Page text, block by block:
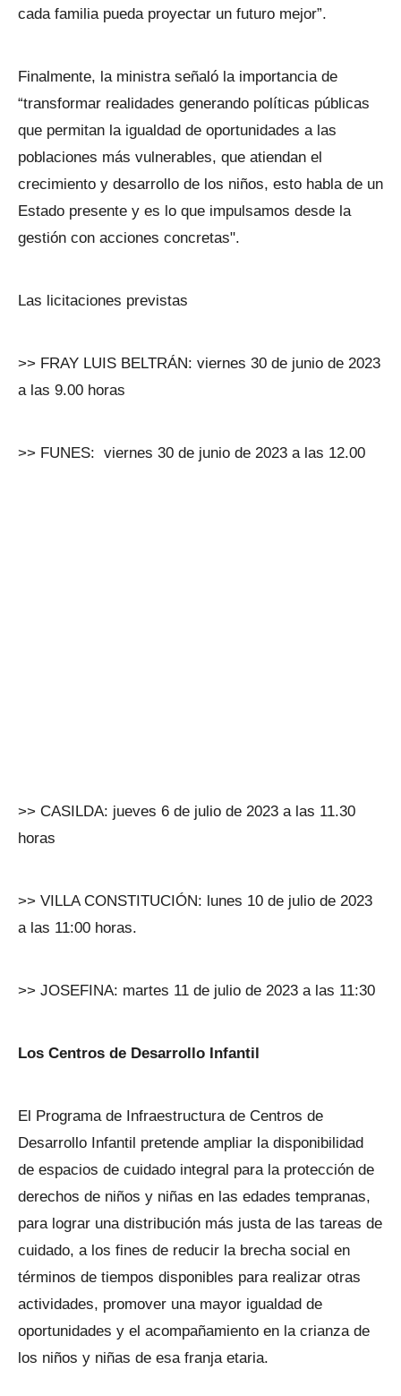
cada familia pueda proyectar un futuro mejor”.
Finalmente, la ministra señaló la importancia de
“transformar realidades generando políticas públicas
que permitan la igualdad de oportunidades a las
poblaciones más vulnerables, que atiendan el
crecimiento y desarrollo de los niños, esto habla de un
Estado presente y es lo que impulsamos desde la
gestión con acciones concretas".
Las licitaciones previstas
>> FRAY LUIS BELTRÁN: viernes 30 de junio de 2023
a las 9.00 horas
>> FUNES: viernes 30 de junio de 2023 a las 12.00
>> CASILDA: jueves 6 de julio de 2023 a las 11.30
horas
>> VILLA CONSTITUCIÓN: lunes 10 de julio de 2023
a las 11:00 horas.
>> JOSEFINA: martes 11 de julio de 2023 a las 11:30
Los Centros de Desarrollo Infantil
El Programa de Infraestructura de Centros de
Desarrollo Infantil pretende ampliar la disponibilidad
de espacios de cuidado integral para la protección de
derechos de niños y niñas en las edades tempranas,
para lograr una distribución más justa de las tareas de
cuidado, a los fines de reducir la brecha social en
términos de tiempos disponibles para realizar otras
actividades, promover una mayor igualdad de
oportunidades y el acompañamiento en la crianza de
los niños y niñas de esa franja etaria.